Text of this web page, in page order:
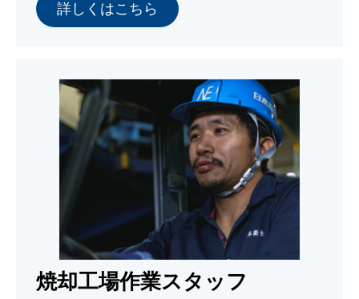
詳しくはこちら
焼却工場作業スタッフ